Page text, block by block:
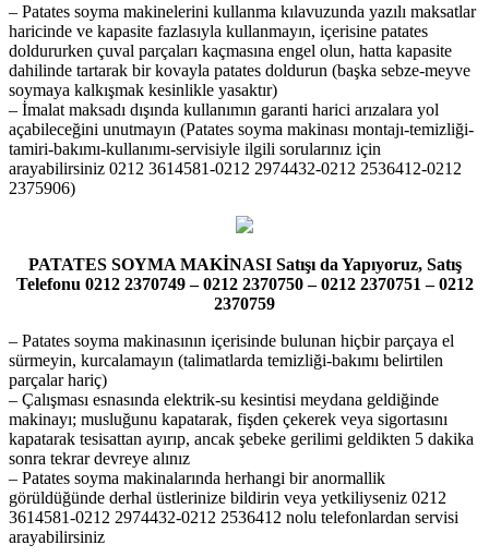
– Patates soyma makinelerini kullanma kılavuzunda yazılı maksatlar
haricinde ve kapasite fazlasıyla kullanmayın, içerisine patates
doldururken çuval parçaları kaçmasına engel olun, hatta kapasite
dahilinde tartarak bir kovayla patates doldurun (başka sebze-meyve
soymaya kalkışmak kesinlikle yasaktır)
– İmalat maksadı dışında kullanımın garanti harici arızalara yol
açabileceğini unutmayın (Patates soyma makinası montajı-temizliği-
tamiri-bakımı-kullanımı-servisiyle ilgili sorularınız için
arayabilirsiniz 0212 3614581-0212 2974432-0212 2536412-0212
2375906)
PATATES SOYMA MAKİNASI Satışı da Yapıyoruz, Satış
Telefonu 0212 2370749 – 0212 2370750 – 0212 2370751 – 0212
2370759
– Patates soyma makinasının içerisinde bulunan hiçbir parçaya el
sürmeyin, kurcalamayın (talimatlarda temizliği-bakımı belirtilen
parçalar hariç)
– Çalışması esnasında elektrik-su kesintisi meydana geldiğinde
makinayı; musluğunu kapatarak, fişden çekerek veya sigortasını
kapatarak tesisattan ayırıp, ancak şebeke gerilimi geldikten 5 dakika
sonra tekrar devreye alınız
– Patates soyma makinalarında herhangi bir anormallik
görüldüğünde derhal üstlerinize bildirin veya yetkiliyseniz 0212
3614581-0212 2974432-0212 2536412 nolu telefonlardan servisi
arayabilirsiniz